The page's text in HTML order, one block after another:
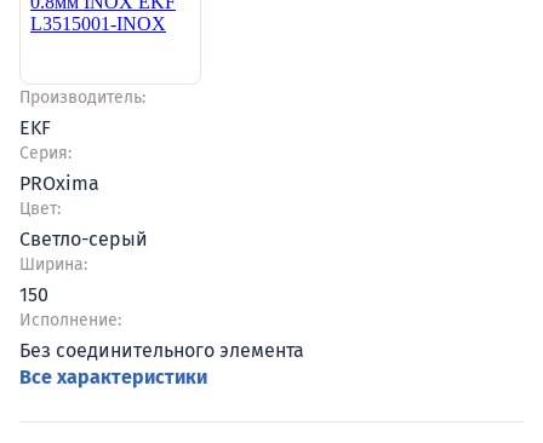
Производитель:
EKF
Серия:
PROxima
Цвет:
Светло-серый
Ширина:
150
Исполнение:
Без соединительного элемента
Все характеристики